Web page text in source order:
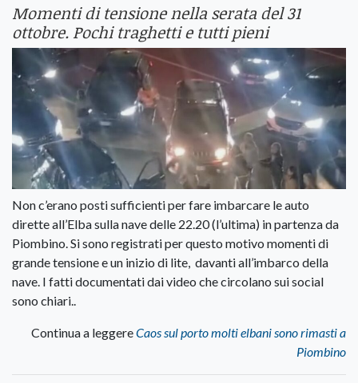
Momenti di tensione nella serata del 31
ottobre. Pochi traghetti e tutti pieni
Non c’erano posti sufficienti per fare imbarcare le auto
dirette all’Elba sulla nave delle 22.20 (l’ultima) in partenza da
Piombino. Si sono registrati per questo motivo momenti di
grande tensione e un inizio di lite, davanti all’imbarco della
nave. I fatti documentati dai video che circolano sui social
sono chiari..
Continua a leggereCaos sul porto molti elbani sono rimasti a
Piombino